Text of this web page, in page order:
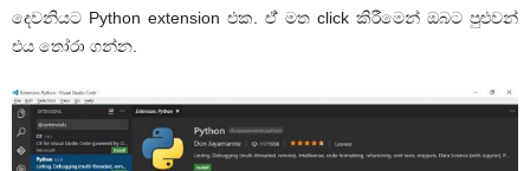
දෙවනියට Python extension එක. ඒ් මත click කිරීමෙන් ඔබට පුළුවන්
එය තෝරා ගන්න.